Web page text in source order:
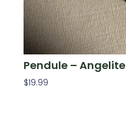
Pendule – Angelite
$19.99